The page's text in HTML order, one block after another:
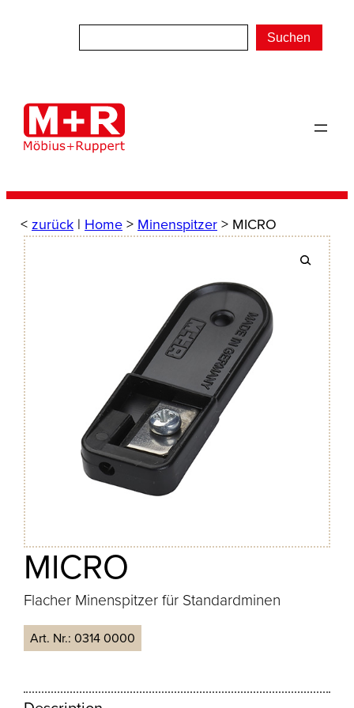
Suchen
< zurück | Home> Minenspitzer> MICRO
MICRO
Flacher Minenspitzer für Standardminen
Art. Nr.:0314 0000